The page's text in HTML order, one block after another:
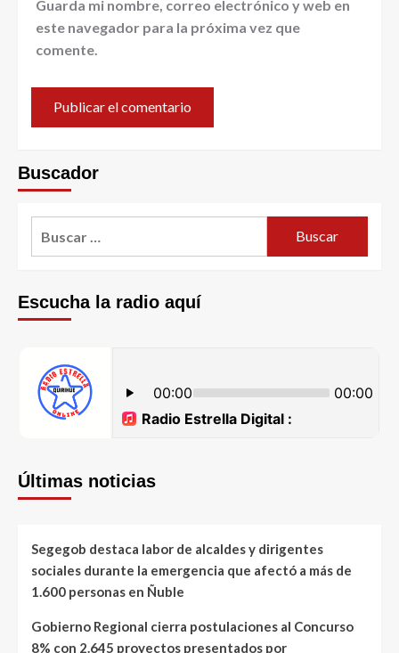
Guarda mi nombre, correo electrónico y web en
este navegador para la próxima vez que
comente.
Buscador
Escucha la radio aquí
Últimas noticias
Segegob destaca labor de alcaldes y dirigentes
sociales durante la emergencia que afectó a más de
1.600 personas en Ñuble
Gobierno Regional cierra postulaciones al Concurso
8% con 2.645 proyectos presentados por